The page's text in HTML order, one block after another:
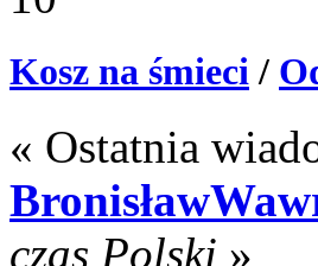
Kosz na śmieci /
« Ostatnia
czas Polski »